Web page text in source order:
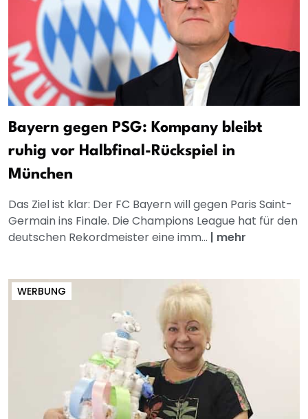
Bayern gegen PSG: Kompany bleibt
ruhig vor Halbfinal-Rückspiel in
München
Das Ziel ist klar: Der FC Bayern will gegen Paris Saint-
Germain ins Finale. Die Champions League hat für den
deutschen Rekordmeister eine imm... | mehr
WERBUNG